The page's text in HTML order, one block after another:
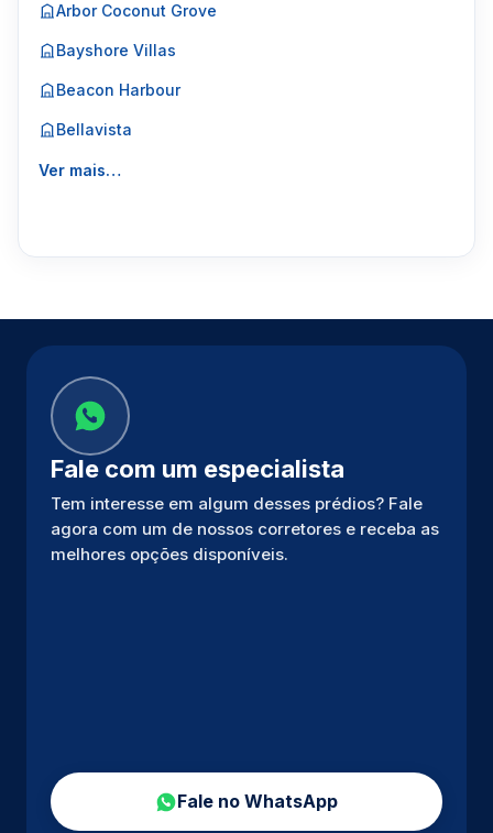
Arbor Coconut Grove
Bayshore Villas
Beacon Harbour
Bellavista
Ver mais…
Fale com um especialista
Tem interesse em algum desses prédios? Fale
agora com um de nossos corretores e receba as
melhores opções disponíveis.
Fale no WhatsApp